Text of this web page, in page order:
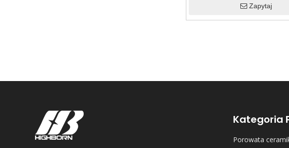
Zapytaj
Kategoria
Porowata